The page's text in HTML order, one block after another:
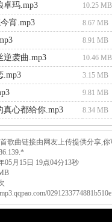
卓玛.mp3
10.25 MB
宵.mp3
8.67 MB
8.91 MB
逆袭曲.mp3
10.46 MB
.mp3
3.15 MB
9.81 MB
真心都给你.mp3
8.34 MB
歌曲链接由网友上传提供分享,你
05月15日 19点04分13秒